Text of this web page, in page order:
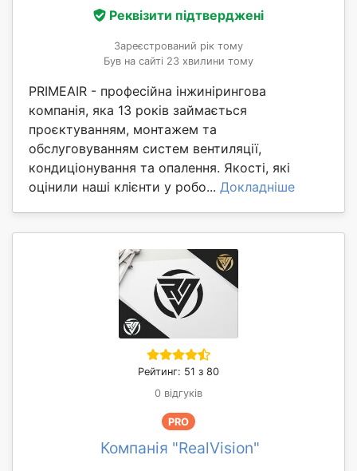
Реквізити підтверджені
Зареєстрований рік тому
Був на сайті 23 хвилини тому
PRIMEAIR - професійна інжинірингова
компанія, яка 13 років займається
проєктуванням, монтажем та
обслуговуванням систем вентиляції,
кондиціонування та опалення. Якості, які
оцінили наші клієнти у робо... Докладніше
Рейтинг: 51 з 80
0 відгуків
PRO
Компанія "RealVision"